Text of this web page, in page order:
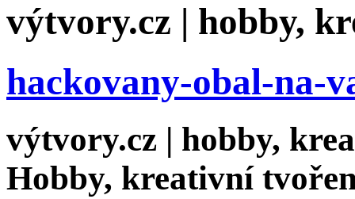
výtvory.cz | hobby,
hackovany-obal-na-
výtvory.cz | hobby,
Hobby, kreativní